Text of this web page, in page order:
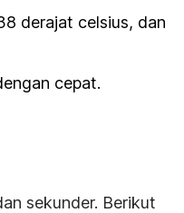
derajat celsius, dan
cepat.
sekunder. Berikut